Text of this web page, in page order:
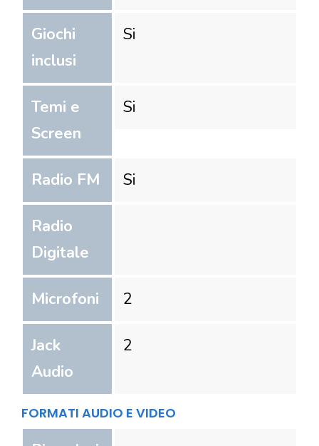
Giochi
inclusi
Si
Temi e
Screen
Si
Radio FM Si
Radio
Digitale
Microfoni 2
Jack
Audio
2
FORMATI AUDIO E VIDEO